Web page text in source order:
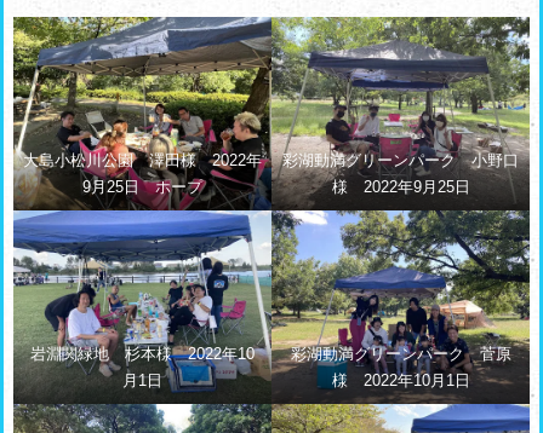
大島小松川公園 澤田様 2022年
9月25日 ホープ
彩湖動満グリーンパーク 小野口
様 2022年9月25日
岩淵関緑地 杉本様 2022年10
月1日
彩湖動満グリーンパーク 菅原
様 2022年10月1日